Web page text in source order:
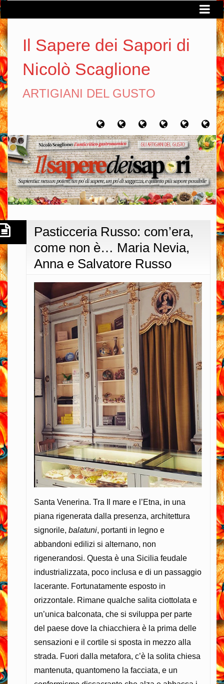
Il Sapere dei Sapori di
Nicolò Scaglione
ARTIGIANI DEL GUSTO
Home Chi
sono
Artigiani
del
gusto
Viaggi
del
gusto
Filosofia
del
gusto
Pasticceria Russo: com’era,
come non è… Maria Nevia,
Anna e Salvatore Russo
Santa Venerina. Tra Il mare e l’Etna, in una
piana rigenerata dalla presenza, architettura
signorile, balatuni, portanti in legno e
abbandoni edilizi si alternano, non
rigenerandosi. Questa è una Sicilia feudale
industrializzata, poco inclusa e di un passaggio
lacerante. Fortunatamente esposto in
orizzontale. Rimane qualche salita ciottolata e
un’unica balconata, che si sviluppa per parte
del paese dove la chiacchiera è la prima delle
sensazioni e il cortile si sposta in mezzo alla
strada. Fuori dalla metafora, c’è la solita chiesa
mantenuta, quantomeno la facciata, e un